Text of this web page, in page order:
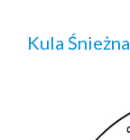
Kula Śnieżna